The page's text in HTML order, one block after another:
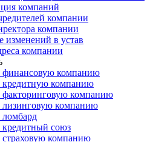
компаний
компании
компании
изменений в устав
компании
финансовую компанию
кредитную компанию
компанию
лизинговую компанию
союз
компанию